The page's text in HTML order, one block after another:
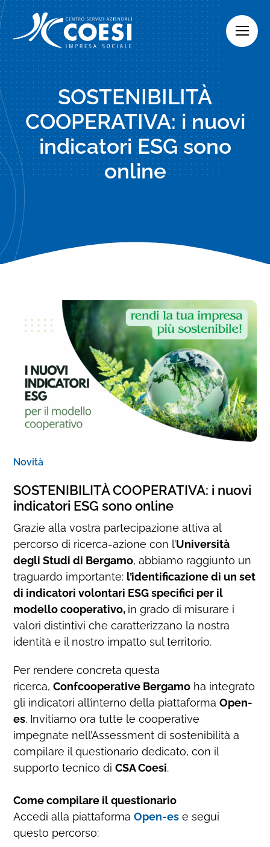
Skip
to
content
SOSTENIBILITÀ
COOPERATIVA: i nuovi
indicatori ESG sono
online
Novità
SOSTENIBILITÀ COOPERATIVA: i nuovi
indicatori ESG sono online
Grazie alla vostra partecipazione attiva al
percorso di ricerca-azione con l’Università
degli Studi di Bergamo, abbiamo raggiunto un
traguardo importante: l’identificazione di un set
di indicatori volontari ESG specifici per il
modello cooperativo, in grado di misurare i
valori distintivi che caratterizzano la nostra
identità e il nostro impatto sul territorio.
Per rendere concreta questa
ricerca,Confcooperative Bergamo ha integrato
gli indicatori all’interno della piattaformaOpen-
es. Invitiamo ora tutte le cooperative
impegnate nell’Assessment di sostenibilità a
compilare il questionario dedicato, con il
supporto tecnico diCSA Coesi.
Come compilare il questionario
Accedi alla piattaformaOpen-es e segui
questo percorso: